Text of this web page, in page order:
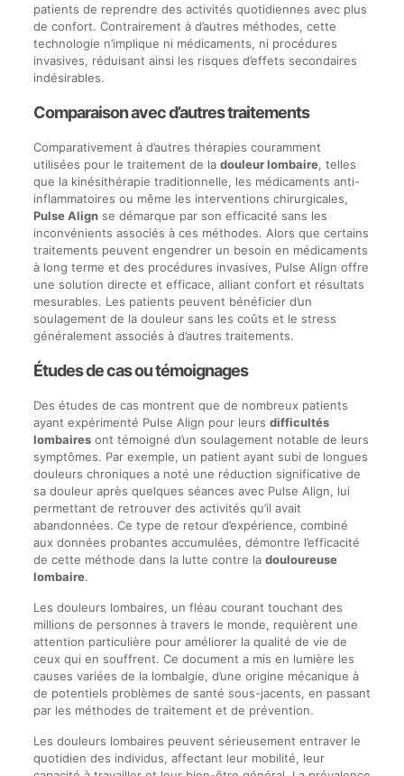
patients de reprendre des activités quotidiennes avec plus
de confort. Contrairement à d’autres méthodes, cette
technologie n’implique ni médicaments, ni procédures
invasives, réduisant ainsi les risques d’effets secondaires
indésirables.
Comparaison avec d’autres traitements
Comparativement à d’autres thérapies couramment
utilisées pour le traitement de la douleur lombaire, telles
que la kinésithérapie traditionnelle, les médicaments anti-
inflammatoires ou même les interventions chirurgicales,
Pulse Alignse démarque par son efficacité sans les
inconvénients associés à ces méthodes. Alors que certains
traitements peuvent engendrer un besoin en médicaments
à long terme et des procédures invasives, Pulse Align offre
une solution directe et efficace, alliant confort et résultats
mesurables. Les patients peuvent bénéficier d’un
soulagement de la douleur sans les coûts et le stress
généralement associés à d’autres traitements.
Études de cas ou témoignages
Des études de cas montrent que de nombreux patients
ayant expérimenté Pulse Align pour leurs difficultés
lombairesont témoigné d’un soulagement notable de leurs
symptômes. Par exemple, un patient ayant subi de longues
douleurs chroniques a noté une réduction significative de
sa douleur après quelques séances avec Pulse Align, lui
permettant de retrouver des activités qu’il avait
abandonnées. Ce type de retour d’expérience, combiné
aux données probantes accumulées, démontre l’efficacité
de cette méthode dans la lutte contre la douloureuse
lombaire.
Les douleurs lombaires, un fléau courant touchant des
millions de personnes à travers le monde, requièrent une
attention particulière pour améliorer la qualité de vie de
ceux qui en souffrent. Ce document a mis en lumière les
causes variées de la lombalgie, d’une origine mécanique à
de potentiels problèmes de santé sous-jacents, en passant
par les méthodes de traitement et de prévention.
Les douleurs lombaires peuvent sérieusement entraver le
quotidien des individus, affectant leur mobilité, leur